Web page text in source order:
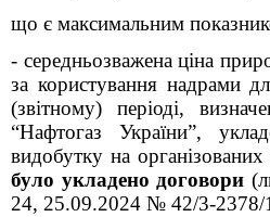
що є максимальним
- середньозважена ціна
за користування надрами
(звітному) періоді,
“Нафтогаз України”,
видобутку на
було укладено договори
24, 25.09.2024 № 42/3-